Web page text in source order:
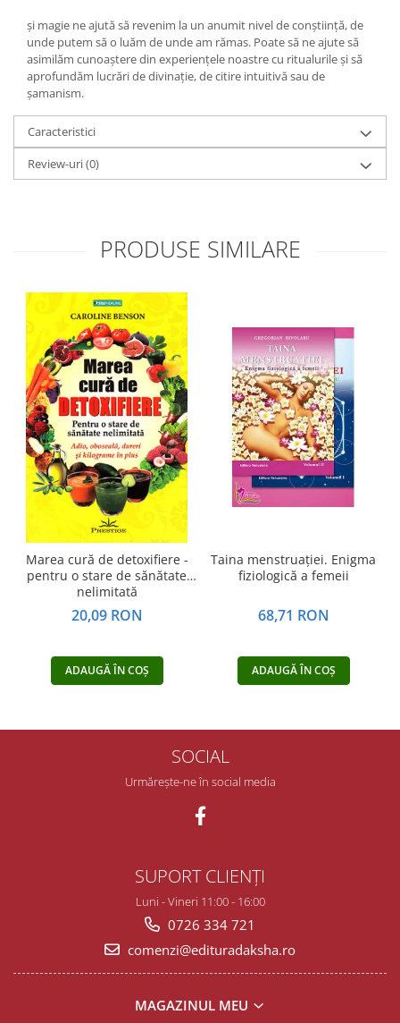
şi magie ne ajută să revenim la un anumit nivel de conştiinţă, de
unde putem să o luăm de unde am rămas. Poate să ne ajute să
asimilăm cunoaştere din experienţele noastre cu ritualurile şi să
aprofundăm lucrări de divinaţie, de citire intuitivă sau de
şamanism.
Caracteristici
Review-uri(0)
PRODUSE SIMILARE
Marea cură de detoxifiere -
pentru o stare de sănătate
nelimitată
20,09 RON
ADAUGĂ ÎN COȘ
Taina menstruației. Enigma
fiziologică a femeii
68,71 RON
ADAUGĂ ÎN COȘ
SOCIAL
Urmărește-ne în social media
SUPORT CLIENȚI
Luni - Vineri 11:00 - 16:00
0726 334 721
comenzi@edituradaksha.ro
MAGAZINUL MEU